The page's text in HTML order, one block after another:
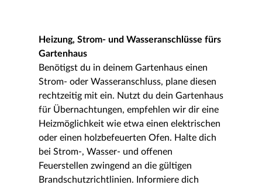
Heizung, Strom- und Wasseranschlüsse fürs
Gartenhaus
Benötigst du in deinem Gartenhaus einen
Strom- oder Wasseranschluss, plane diesen
rechtzeitig mit ein. Nutzt du dein Gartenhaus
für Übernachtungen, empfehlen wir dir eine
Heizmöglichkeit wie etwa einen elektrischen
oder einen holzbefeuerten Ofen. Halte dich
bei Strom-, Wasser- und offenen
Feuerstellen zwingend an die gültigen
Brandschutzrichtlinien. Informiere dich